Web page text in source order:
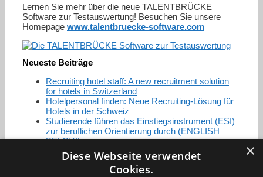
Lernen Sie mehr über die neue TALENTBRÜCKE
Software zur Testauswertung! Besuchen Sie unsere
Homepage www.talentbruecke-software.com
Neueste Beiträge
Recruiting hotel staff: A new recruitment solution
for hotels in Switzerland
Hotelpersonal finden: Neue Recruiting-Lösung für
Hotels in der Schweiz
Studierende führen das Einstiegsinstrument (ESI)
zur beruflichen Orientierung durch (ENGLISH
BELOW)
×
Diese Webseite verwendet
Cookies.